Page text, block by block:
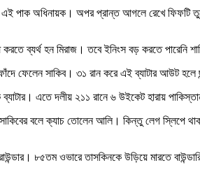
পাক অধিনায়ক। অপর প্রান্ত আগলে রেখে ফিফটি
ব্যর্থ হন মিরাজ। তবে ইনিংস বড় করতে পারেনি
ফেলেন সাকিব। ৩১ রান করে এই ব্যাটার আউট হলে
এতে দলীয় ২১১ রানে ৬ উইকেট হারায়
বলে ক্যাচ তোলেন আলি। কিন্তু লেগ স্লিপে
৮৫তম ওভারে তাসকিনকে উড়িয়ে মারতে